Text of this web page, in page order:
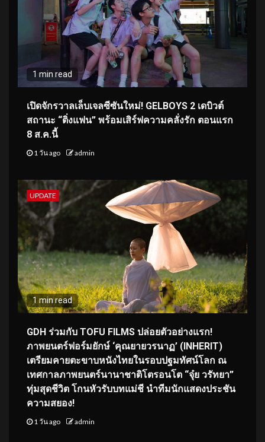
1 min read
เปิดจักรวาลเล็บเจลซีซันใหม่! GELBOYS 2 เดบิวต์
สถานะ “ติ่งแฟน” พร้อมเสิร์ฟความคลั่งรัก ตอนแรก
8 ส.ค.นี้
1 วัน ago admin
UPDATE
1 min read
GDH ร่วมกับ TOFU FILMS ปล่อยตัวอย่างแรก!
ภาพยนตร์ฟอร์มยักษ์ ‘คุณยายวรนาฏ’ (INHERIT)
เตรียมคายตะขาบหนังไทยในรอบปฐมทัศน์โลก ณ
เทศกาลภาพยนตร์นานาชาติโตรอนโต “จุ๋ย วรัทยา”
ทุ่มสุดชีวิต โกนหัวรับบทแม่ชี นำทีมนักแสดงประชัน
ความสยอง!
1 วัน ago admin